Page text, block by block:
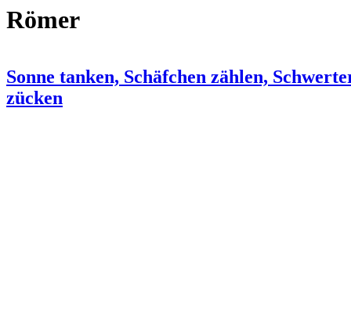
Römer
Sonne tanken, Schäfchen zählen,
zücken